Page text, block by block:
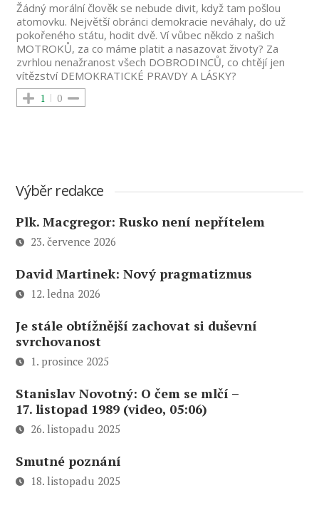
Žádný morální člověk se nebude divit, když tam pošlou
atomovku. Největší obránci demokracie neváhaly, do už
pokořeného státu, hodit dvě. Ví vůbec někdo z našich
MOTROKŮ, za co máme platit a nasazovat životy? Za
zvrhlou nenažranost všech DOBRODINCŮ, co chtějí jen
vítězství DEMOKRATICKÉ PRAVDY A LÁSKY?
1 0
Výběr redakce
Plk. Macgregor: Rusko není nepřítelem
23. července 2026
David Martinek: Nový pragmatizmus
12. ledna 2026
Je stále obtížnější zachovat si duševní
svrchovanost
1. prosince 2025
Stanislav Novotný: O čem se mlčí –
17. listopad 1989 (video, 05:06)
26. listopadu 2025
Smutné poznání
18. listopadu 2025